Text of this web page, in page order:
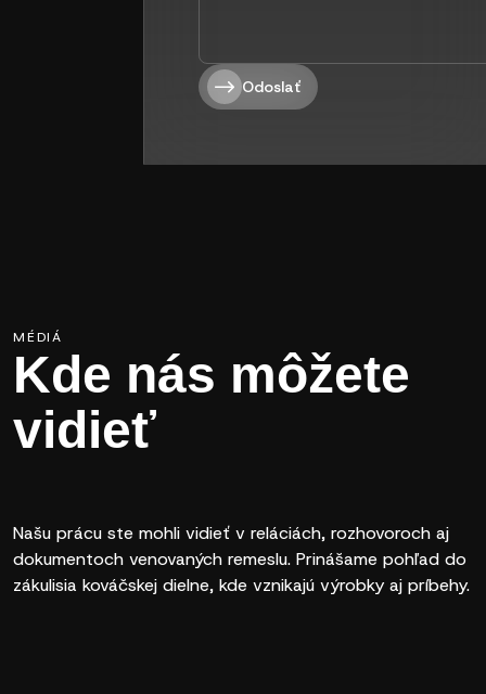
Odoslať
MÉDIÁ
Kde nás môžete
vidieť
Našu prácu ste mohli vidieť v reláciách, rozhovoroch aj
dokumentoch venovaných remeslu. Prinášame pohľad do
zákulisia kováčskej dielne, kde vznikajú výrobky aj príbehy.